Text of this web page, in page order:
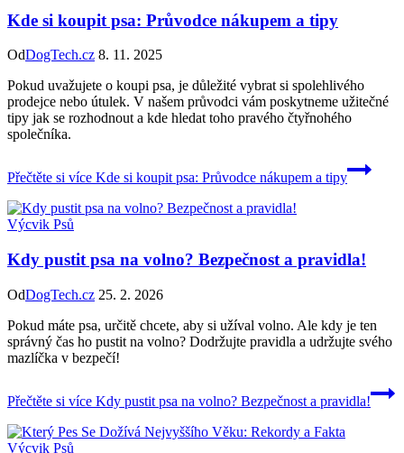
Kde si koupit psa: Průvodce nákupem a tipy
OdDogTech.cz 8. 11. 2025
Pokud uvažujete o koupi psa, je důležité vybrat si spolehlivého
prodejce nebo útulek. V našem průvodci vám poskytneme užitečné
tipy jak se rozhodnout a kde hledat toho pravého čtyřnohého
společníka.
Přečtěte si více Kde si koupit psa: Průvodce nákupem a tipy
Výcvik Psů
Kdy pustit psa na volno? Bezpečnost a pravidla!
OdDogTech.cz 25. 2. 2026
Pokud máte psa, určitě chcete, aby si užíval volno. Ale kdy je ten
správný čas ho pustit na volno? Dodržujte pravidla a udržujte svého
mazlíčka v bezpečí!
Přečtěte si více Kdy pustit psa na volno? Bezpečnost a pravidla!
Výcvik Psů